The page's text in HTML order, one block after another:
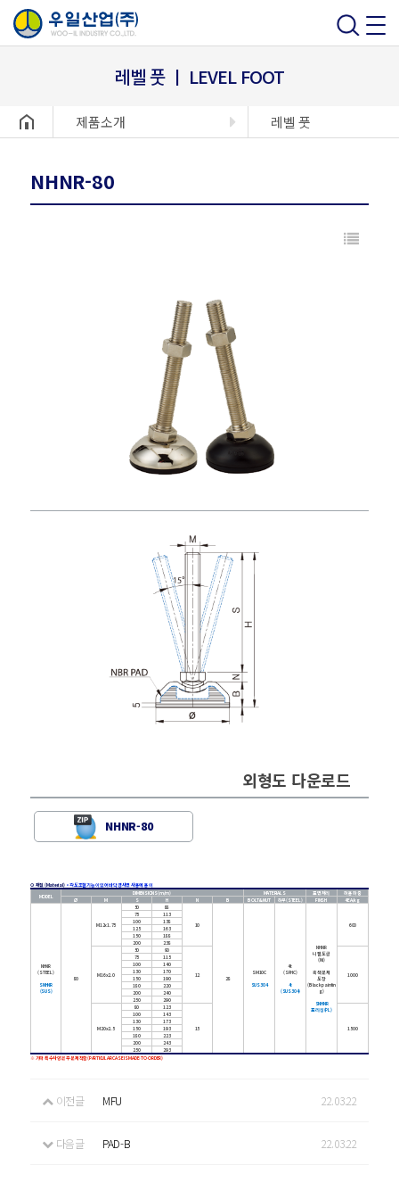
레벨 풋 ㅣ LEVEL FOOT
헤더설정 제품소개 레벨 풋
NHNR-80
외형도 다운로드
NHNR-80
⊙ 재질 (Material)•각도조절기능이 있어 바닥경사면 사용에 용이
MODEL
DIMENSIONS(m/m) MATERIALS 표면처리
허용하중
Ø
M S H N B BOLT&NUT 하부(STEEL) FINSH 4EA/kg
NHNR
(STEEL)
SNHNR
(SUS)
80
M12x1.75
50 88
10
28
SM10C
SUS304
4t
(SPHC)
4t
(SUS304)
NHNR
니켈도금
(Ni)
흑색분체
도장
(Black paintin
g)
SNHNR
포리싱(PL)
600
75
113
100
138
125
163
150
188
200
238
M16x2.0
50 90
12 1000
75
115
100
140
130
170
150
190
180
220
200
240
250
290
M20x2.5
80 123
15 1500
100
143
130
173
150
193
180
223
200
243
250
293
※ 기타 특수사양은 주문제작함(PARTICULAR CASE IS MADE-TO-ORDER)
이전글 MFU 22.03.22
다음글 PAD-B 22.03.22